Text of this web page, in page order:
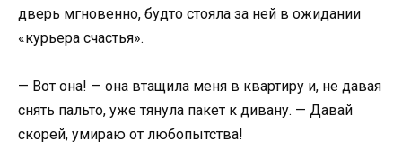
дверь мгновенно, будто стояла за ней в ожидании
«курьера счастья».
— Вот она! — она втащила меня в квартиру и, не давая
снять пальто, уже тянула пакет к дивану. — Давай
скорей, умираю от любопытства!